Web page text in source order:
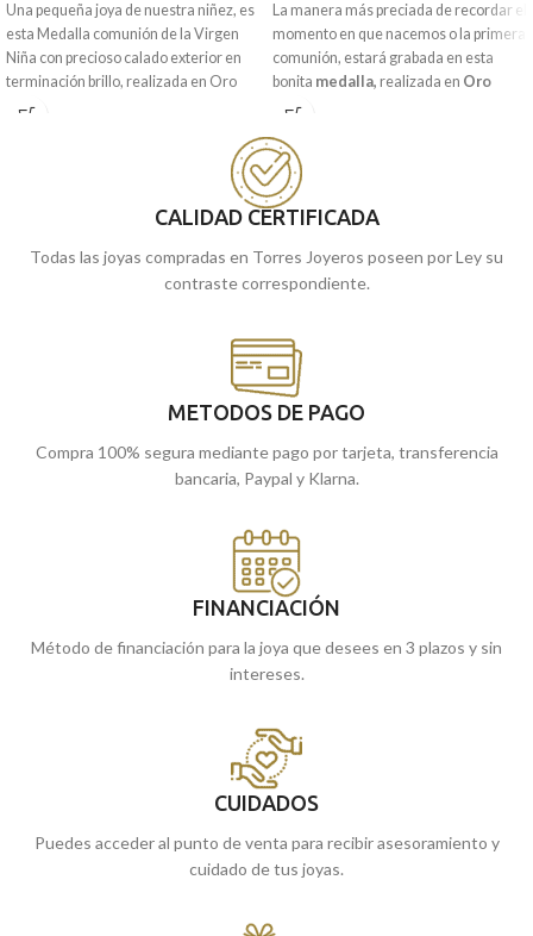
Una pequeña joya de nuestra niñez, es
esta Medalla comunión de la Virgen
Niña con precioso calado exterior en
terminación brillo, realizada en Oro
Amarillo de 18 quilates. Una pieza de
tiendas de Málaga y Melilla, o si lo
enviamos a casa.
La manera más preciada de recordar el
momento en que nacemos o la primera
comunión, estará grabada en esta
bonita medalla, realizada en Oro
amarillo de 18 kilates
Recógela en nuestras tiendas de
Málaga, o cómprala online y te la
llevamos a casa.
CALIDAD CERTIFICADA
Todas las joyas compradas en Torres Joyeros poseen por Ley su
contraste correspondiente.
METODOS DE PAGO
Compra 100% segura mediante pago por tarjeta, transferencia
bancaria, Paypal y Klarna.
FINANCIACIÓN
Método de financiación para la joya que desees en 3 plazos y sin
intereses.
CUIDADOS
Puedes acceder al punto de venta para recibir asesoramiento y
cuidado de tus joyas.